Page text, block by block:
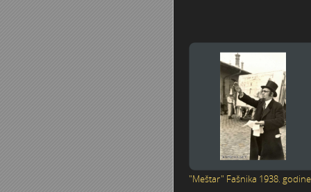
"Meštar" Fašnika 1938. godine